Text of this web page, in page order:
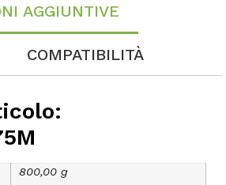
AGGIUNTIVE
COMPATIBILITÀ
800,00 g